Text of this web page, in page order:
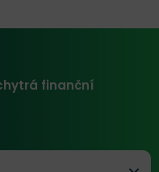
finanční